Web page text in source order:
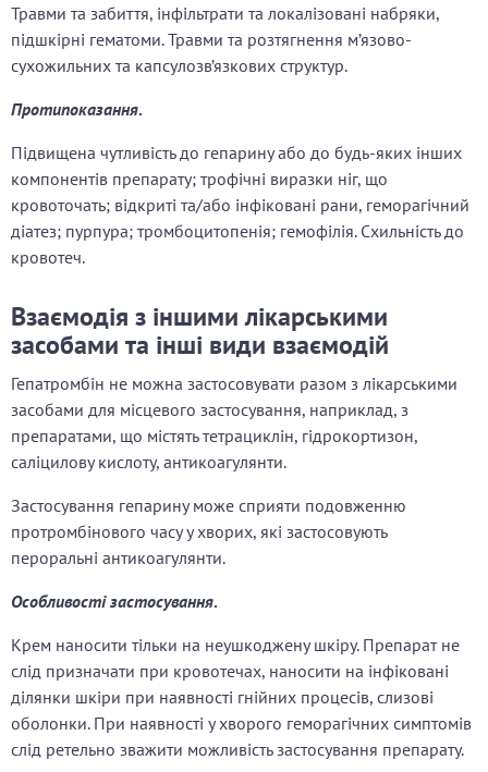
Травми та забиття, інфільтрати та локалізовані набряки,
підшкірні гематоми. Травми та розтягнення м’язово-
сухожильних та капсулозв’язкових структур.
Протипоказання.
Підвищена чутливість до гепарину або до будь-яких інших
компонентів препарату; трофічні виразки ніг, що
кровоточать; відкриті та/або інфіковані рани, геморагічний
діатез; пурпура; тромбоцитопенія; гемофілія. Схильність до
кровотеч.
Взаємодія з іншими лікарськими
засобами та інші види взаємодій
Гепатромбін не можна застосовувати разом з лікарськими
засобами для місцевого застосування, наприклад, з
препаратами, що містять тетрациклін, гідрокортизон,
саліцилову кислоту, антикоагулянти.
Застосування гепарину може сприяти подовженню
протромбінового часу у хворих, які застосовують
пероральні антикоагулянти.
Особливості застосування.
Крем наносити тільки на неушкоджену шкіру. Препарат не
слід призначати при кровотечах, наносити на інфіковані
ділянки шкіри при наявності гнійних процесів, слизові
оболонки. При наявності у хворого геморагічних симптомів
слід ретельно зважити можливість застосування препарату.